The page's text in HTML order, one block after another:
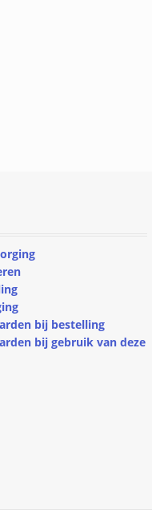
bij bestelling
bij gebruik van deze